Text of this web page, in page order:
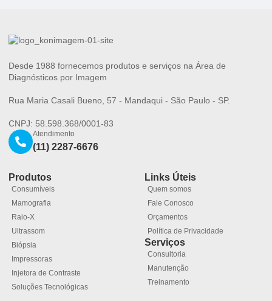
Desde 1988 fornecemos produtos e serviços na Área de
Diagnósticos por Imagem
Rua Maria Casali Bueno, 57 - Mandaqui - São Paulo - SP.
CNPJ: 58.598.368/0001-83
Atendimento
(11) 2287-6676
Produtos
Consumíveis
Mamografia
Raio-X
Ultrassom
Biópsia
Impressoras
Injetora de Contraste
Soluções Tecnológicas
Links Úteis
Quem somos
Fale Conosco
Orçamentos
Política de Privacidade
Serviços
Consultoria
Manutenção
Treinamento